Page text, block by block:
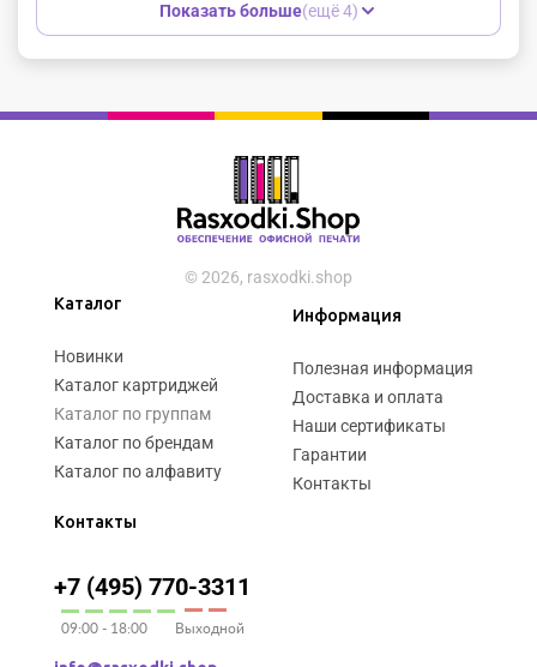
Показать больше(ещё 4)
© 2026, rasxodki.shop
Каталог
Новинки
Каталог картриджей
Каталог по группам
Каталог по брендам
Каталог по алфавиту
Информация
Полезная информация
Доставка и оплата
Наши сертификаты
Гарантии
Контакты
Контакты
+7 (495) 770-3311
09:00 - 18:00 Выходной